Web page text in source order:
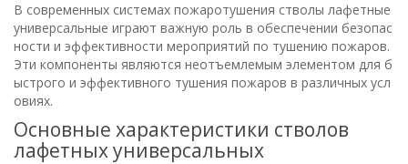
В современных системах пожаротушения стволы лафетные
универсальные играют важную роль в обеспечении безопас
ности и эффективности мероприятий по тушению пожаров.
Эти компоненты являются неотъемлемым элементом для б
ыстрого и эффективного тушения пожаров в различных усл
овиях.
Основные характеристики стволов
лафетных универсальных